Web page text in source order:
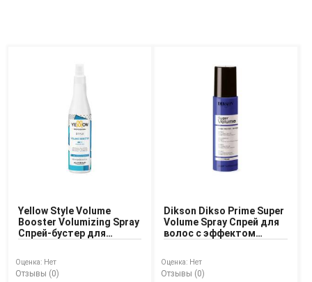
Контакты
Оплата
Возврат товара
Yellow Style Volume
Booster Volumizing Spray
Спрей-бустер для
Оценка: Нет
Отзывы (0)
Dikson Dikso Prime Super
Volume Spray Спрей для
волос с эффектом
Оценка: Нет
Отзывы (0)